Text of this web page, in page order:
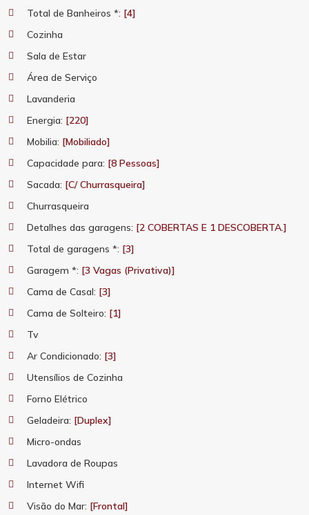
Total de Banheiros *: [4]
Cozinha
Sala de Estar
Área de Serviço
Lavanderia
Energia: [220]
Mobilia: [Mobiliado]
Capacidade para: [8 Pessoas]
Sacada: [C/ Churrasqueira]
Churrasqueira
Detalhes das garagens: [2 COBERTAS E 1 DESCOBERTA.]
Total de garagens *: [3]
Garagem *: [3 Vagas (Privativa)]
Cama de Casal: [3]
Cama de Solteiro: [1]
Tv
Ar Condicionado: [3]
Utensílios de Cozinha
Forno Elétrico
Geladeira: [Duplex]
Micro-ondas
Lavadora de Roupas
Internet Wifi
Visão do Mar: [Frontal]